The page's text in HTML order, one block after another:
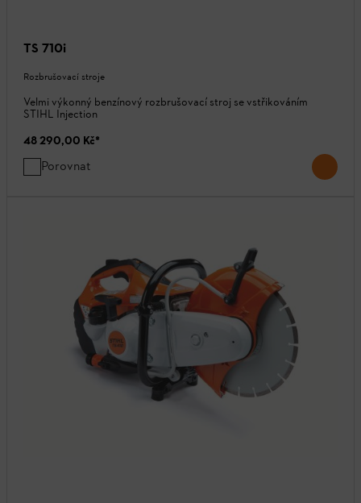
TS 710i
Rozbrušovací stroje
Velmi výkonný benzínový rozbrušovací stroj se vstřikováním
STIHL Injection
48 290,00 Kč*
Porovnat